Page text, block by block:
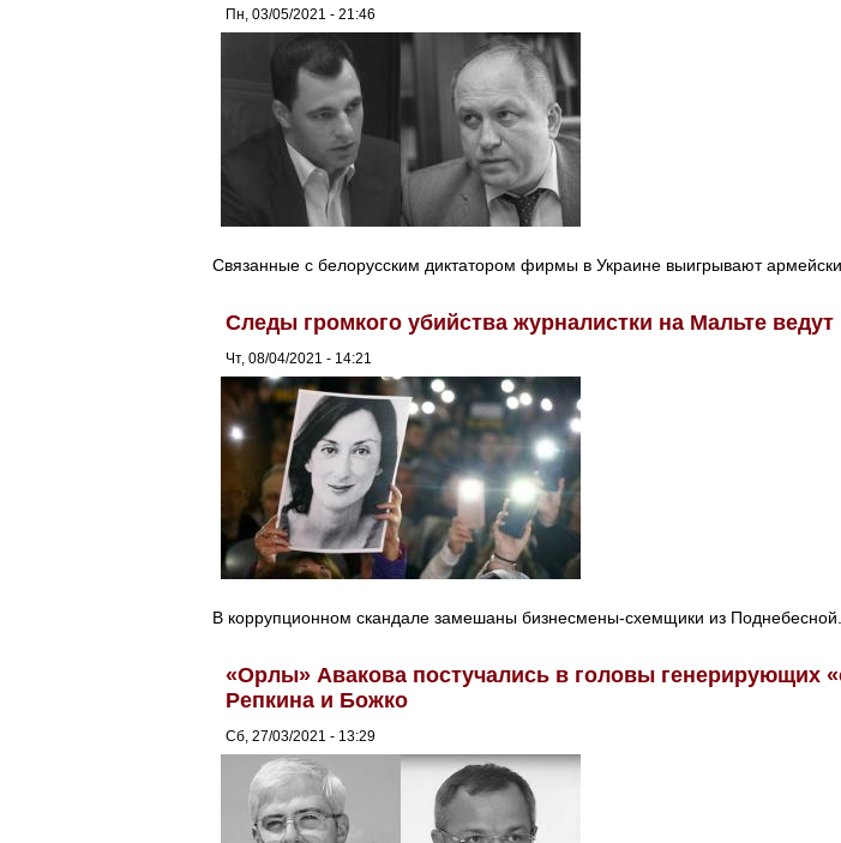
Пн, 03/05/2021 - 21:46
Связанные с белорусским диктатором фирмы в Украине выигрывают
Следы громкого убийства журналистки на Мальте ведут
Чт, 08/04/2021 - 14:21
В коррупционном скандале замешаны бизнесмены-схемщики из Поднебесной.
«Орлы» Авакова постучались в головы генерирующих
Репкина и Божко
Сб, 27/03/2021 - 13:29